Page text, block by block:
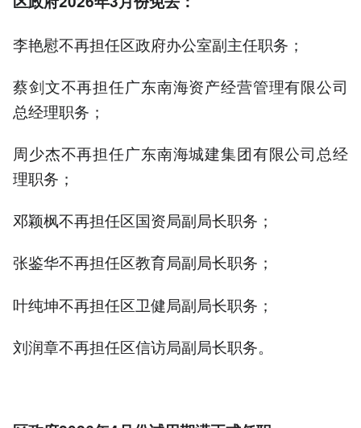
李艳慰不再担任区政府办公室副主任职务；
蔡剑文不再担任广东南海资产经营管理有限公司
总经理职务；
周少杰不再担任广东南海城建集团有限公司总经
理职务；
邓颖枫不再担任区国资局副局长职务；
张鉴华不再担任区教育局副局长职务；
叶纯坤不再担任区卫健局副局长职务；
刘润章不再担任区信访局副局长职务。